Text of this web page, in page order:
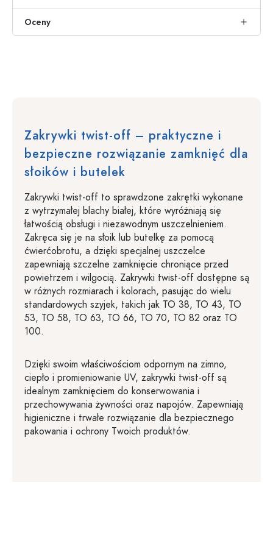
Oceny
Zakrywki twist-off – praktyczne i
bezpieczne rozwiązanie zamknięć dla
słoików i butelek
Zakrywki twist-off to sprawdzone zakrętki wykonane
z wytrzymałej blachy białej, które wyróżniają się
łatwością obsługi i niezawodnym uszczelnieniem.
Zakręca się je na słoik lub butelkę za pomocą
ćwierćobrotu, a dzięki specjalnej uszczelce
zapewniają szczelne zamknięcie chroniące przed
powietrzem i wilgocią. Zakrywki twist-off dostępne są
w różnych rozmiarach i kolorach, pasując do wielu
standardowych szyjek, takich jak TO 38, TO 43, TO
53, TO 58, TO 63, TO 66, TO 70, TO 82 oraz TO
100.
Dzięki swoim właściwościom odpornym na zimno,
ciepło i promieniowanie UV, zakrywki twist-off są
idealnym zamknięciem do konserwowania i
przechowywania żywności oraz napojów. Zapewniają
higieniczne i trwałe rozwiązanie dla bezpiecznego
pakowania i ochrony Twoich produktów.